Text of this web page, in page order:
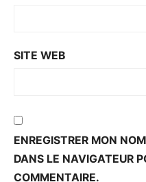
SITE WEB
ENREGISTRER MON
DANS LE NAVIGATEUR
COMMENTAIRE.